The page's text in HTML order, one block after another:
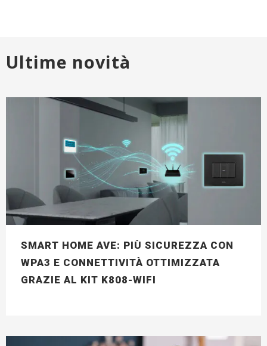
Ultime novità
SMART HOME AVE: PIÙ SICUREZZA CON
WPA3 E CONNETTIVITÀ OTTIMIZZATA
GRAZIE AL KIT K808-WIFI